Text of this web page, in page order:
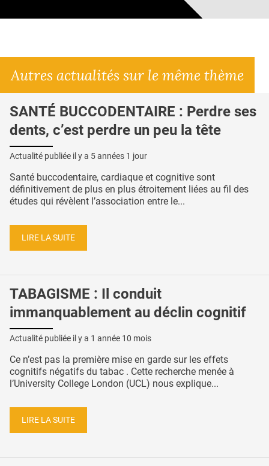
Autres actualités sur le même thème
SANTÉ BUCCODENTAIRE : Perdre ses
dents, c’est perdre un peu la tête
Actualité publiée il y a 5 années 1 jour
Santé buccodentaire, cardiaque et cognitive sont
définitivement de plus en plus étroitement liées au fil des
études qui révèlent l’association entre le...
LIRE LA SUITE
TABAGISME : Il conduit
immanquablement au déclin cognitif
Actualité publiée il y a 1 année 10 mois
Ce n’est pas la première mise en garde sur les effets
cognitifs négatifs du tabac . Cette recherche menée à
l’University College London (UCL) nous explique...
LIRE LA SUITE